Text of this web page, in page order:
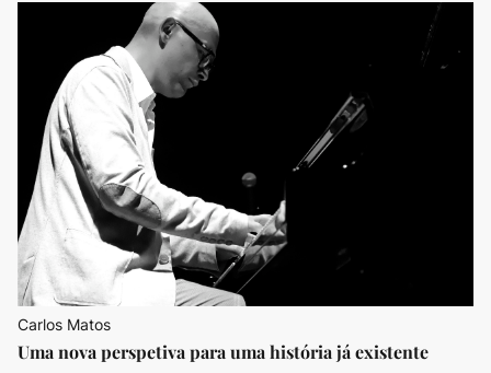
Carlos Matos
Uma nova perspetiva para uma história já existente